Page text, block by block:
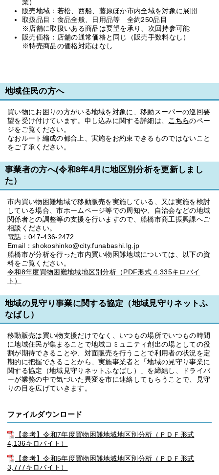
業）
販売地域：若松、西船、藤原ほか市内全域を対象に展開
取扱品目：食品全般、日用品等 全約250品目
※店舗に取扱いある商品は要望を承り、次回持参可能
販売価格：店舗の通常価格と同じ（販売手数料なし）
※特売商品の価格対応はなし
地域住民の方へ
買い物にお困りの方がいる地域を対象に、移動スーパーの巡回要
望を受け付けています。申し込みに関する詳細は、 こちらのペー
ジをご覧ください。
なおルート編成の都合上、実施をお約束できるものではないこと
をご了承ください。
事業者の方へ(令和8年4月に地区別分析を更新しまし
た）
市内買い物困難地域で移動販売を実施している、又は実施を検討
している場合、市ホームページ等での周知や、自治会などの地域
関係者との調整等の支援を行いますので、船橋市商工振興課へご
相談ください。
電話：047-436-2472
Email：shokoshinko@city.funabashi.lg.jp
船橋市が分析を行った市内買い物困難地域については、以下の資
料をご覧ください。
令和8年度買物困難地域地区別分析（PDF形式 4,335キロバイ
ト）
地域の見守り事業に関する協定（地域見守りネットふ
なばし）
移動販売は買い物支援だけでなく、いつもの場所でいつもの時間
に地域住民が集まることで地域コミュニティ創出の場としての役
割が期待できることや、対面販売を行うことで利用者の状況を定
期的に把握できることから、実施事業者と「地域の見守り事業に
関する協定（地域見守りネットふなばし）」を締結し、ドライバ
ーが業務の中で気づいた異変を市に連絡してもらうことで、見守
りの目を広げていきます。
ファイルダウンロード
【参考】令和7年度買物困難地域地区別分析（ＰＤＦ形式
4,136キロバイト）
【参考】令和5年度買物困難地域地区別分析（ＰＤＦ形式
3,777キロバイト）